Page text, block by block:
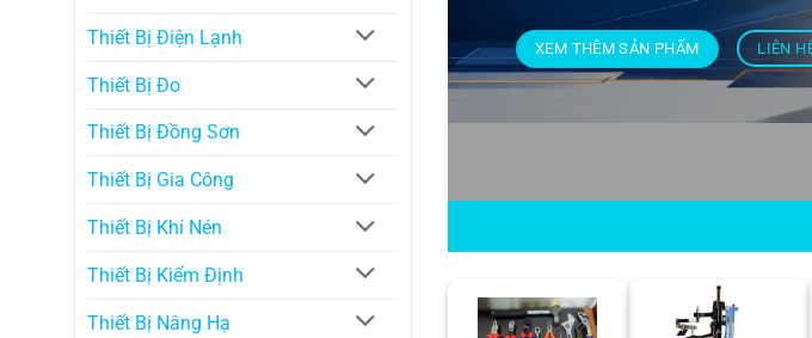
Thiết Bị Điện Lạnh
Thiết Bị Đo
Thiết Bị Đồng Sơn
Thiết Bị Gia Công
Thiết Bị Khí Nén
Thiết Bị Kiểm Định
Thiết Bị Nâng Hạ
XEM THÊM SẢN PHẨM LIÊN